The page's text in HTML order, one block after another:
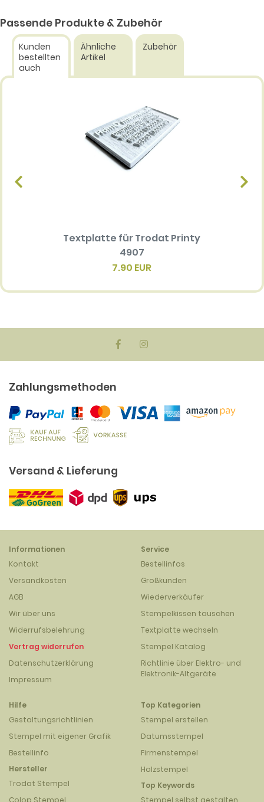
Passende Produkte & Zubehör
Kunden
bestellten
auch
Ähnliche
Artikel
Zubehör
Textplatte für Trodat Printy
4907
7.90 EUR
Zahlungsmethoden
Versand & Lieferung
Informationen
Kontakt
Versandkosten
AGB
Wir über uns
Widerrufsbelehrung
Vertrag widerrufen
Datenschutzerklärung
Impressum
Service
Bestellinfos
Großkunden
Wiederverkäufer
Stempelkissen tauschen
Textplatte wechseln
Stempel Katalog
Richtlinie über Elektro- und
Elektronik-Altgeräte
Hilfe
Gestaltungsrichtlinien
Stempel mit eigener Grafik
Bestellinfo
Hersteller
Trodat Stempel
Colop Stempel
Top Kategorien
Stempel erstellen
Datumsstempel
Firmenstempel
Holzstempel
Top Keywords
Stempel selbst gestalten